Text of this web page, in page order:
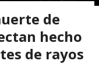
de
hecho
de rayos